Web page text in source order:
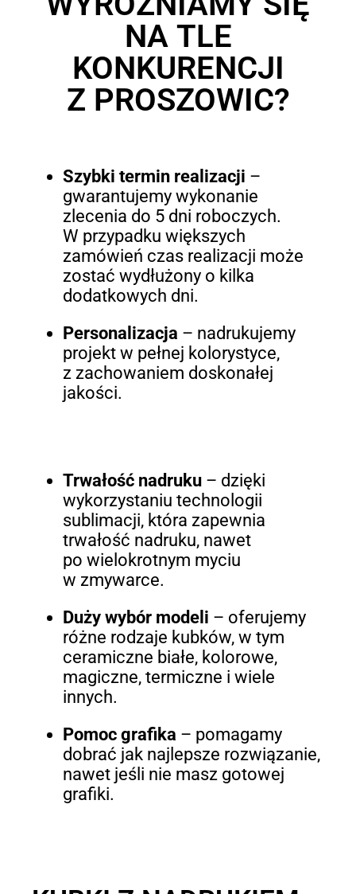
NA TLE
KONKURENCJI
Z PROSZOWIC?
Szybki termin realizacji –
gwarantujemy wykonanie
zlecenia do 5 dni roboczych.
W przypadku większych
zamówień czas realizacji może
zostać wydłużony o kilka
dodatkowych dni.
Personalizacja – nadrukujemy
projekt w pełnej kolorystyce,
z zachowaniem doskonałej
jakości.
Trwałość nadruku– dzięki
wykorzystaniu technologii
sublimacji, która zapewnia
trwałość nadruku, nawet
po wielokrotnym myciu
w zmywarce.
Duży wybór modeli – oferujemy
różne rodzaje kubków, w tym
ceramiczne białe, kolorowe,
magiczne, termiczne i wiele
innych.
Pomoc grafika – pomagamy
dobrać jak najlepsze rozwiązanie,
nawet jeśli nie masz gotowej
grafiki.